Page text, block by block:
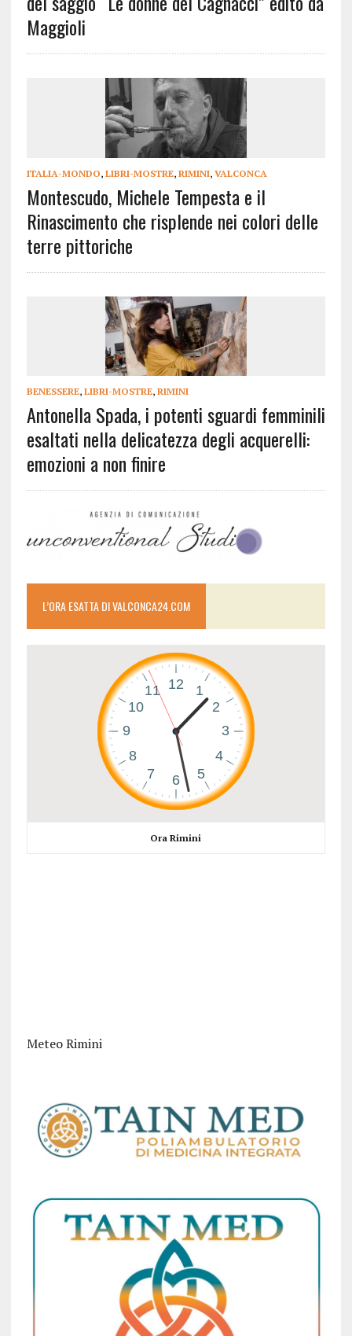
Maggioli
ITALIA-MONDO, LIBRI-MOSTRE, RIMINI, VALCONCA
Montescudo, Michele Tempesta e il
Rinascimento che risplende nei colori delle
terre pittoriche
BENESSERE, LIBRI-MOSTRE, RIMINI
Antonella Spada, i potenti sguardi femminili
esaltati nella delicatezza degli acquerelli:
emozioni a non finire
L’ORA ESATTA DI VALCONCA24.COM
Ora Rimini
Meteo Rimini